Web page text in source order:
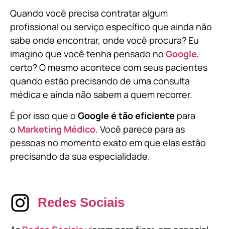
Quando você precisa contratar algum
profissional ou serviço específico que ainda não
sabe onde encontrar, onde você procura? Eu
imagino que você tenha pensado no Google,
certo? O mesmo acontece com seus pacientes
quando estão precisando de uma consulta
médica e ainda não sabem a quem recorrer.
É por isso que o Google é tão eficiente para
o Marketing Médico. Você parece para as
pessoas no momento exato em que elas estão
precisando da sua especialidade.
Redes Sociais